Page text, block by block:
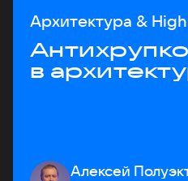
Архитектура &
в
Алексей